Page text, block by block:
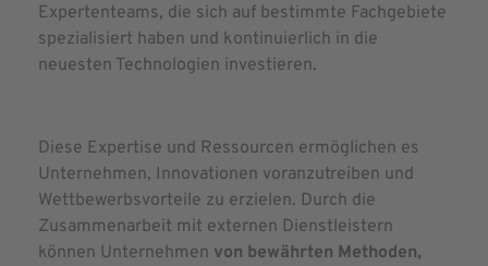
Expertenteams, die sich auf bestimmte Fachgebiete
spezialisiert haben und kontinuierlich in die
neuesten Technologien investieren.
Diese Expertise und Ressourcen ermöglichen es
Unternehmen, Innovationen voranzutreiben und
Wettbewerbsvorteile zu erzielen. Durch die
Zusammenarbeit mit externen Dienstleistern
können Unternehmen von bewährten Methoden,